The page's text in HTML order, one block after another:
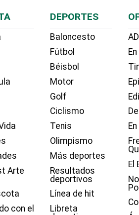
Arte
con el
DEPORTES
Baloncesto
Fútbol
Béisbol
Motor
Golf
Ciclismo
Tenis
Olimpismo
Más deportes
Resultados
deportivos
Línea de hit
Libreta
El